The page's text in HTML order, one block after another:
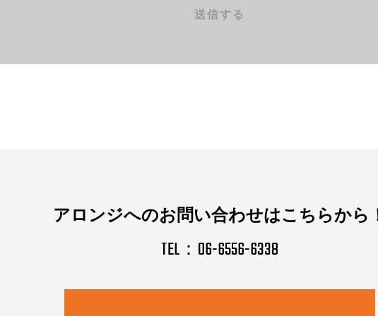
アロンジへのお問い合わせはこちらから
TEL：06-6556-6338